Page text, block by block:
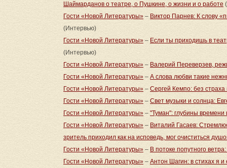
Шаймарданов о театре, о Пушкине, о жизни и о работе
Гости «Новой Литературы» – Виктор Парнев: К слову
(Интервью)
Гости «Новой Литературы» – Если ты приходишь в
(Интервью)
Гости «Новой Литературы» – Валерий Переверзев,
Гости «Новой Литературы» – А слова любви такие
Гости «Новой Литературы» – Сергей Кемпо: без страха
Гости «Новой Литературы» – Свет музыки и солнца:
Гости «Новой Литературы» – "Туман": глубины времени
Гости «Новой Литературы» – Виталий Гасаев:
зритель приходил как на исповедь, мог очиститься
Гости «Новой Литературы» – В потоке попутного
Гости «Новой Литературы» – Антон Шагин: в стихах я